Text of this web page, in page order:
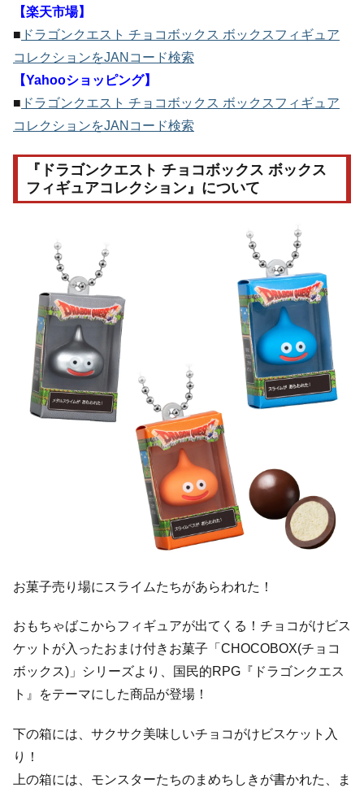
【楽天市場】
■ ドラゴンクエスト チョコボックス ボックスフィギュア
コレクションをJANコード検索
【Yahooショッピング】
■ ドラゴンクエスト チョコボックス ボックスフィギュア
コレクションをJANコード検索
『ドラゴンクエスト チョコボックス ボックス
フィギュアコレクション』について
お菓子売り場にスライムたちがあらわれた！
おもちゃばこからフィギュアが出てくる！チョコがけビス
ケットが入ったおまけ付きお菓子「CHOCOBOX(チョコ
ボックス)」シリーズより、国民的RPG『ドラゴンクエス
ト』をテーマにした商品が登場！
下の箱には、サクサク美味しいチョコがけビスケット入
り！
上の箱には、モンスターたちのまめちしきが書かれた、ま